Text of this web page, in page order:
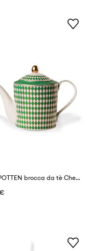
POLSPOTTEN brocca da tè Chess 1,1 L